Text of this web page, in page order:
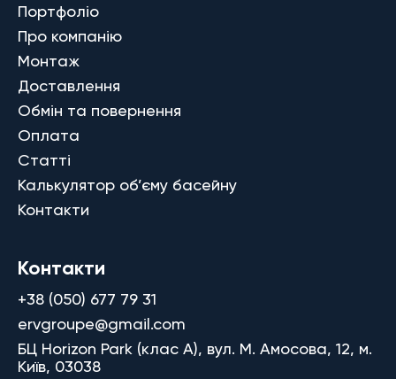
Портфоліо
Про компанію
Монтаж
Доставлення
Обмін та повернення
Оплата
Статті
Калькулятор об’єму басейну
Контакти
Контакти
+38 (050) 677 79 31
ervgroupe@gmail.com
БЦ Horizon Park (клас A), вул. М. Амосова, 12, м.
Київ, 03038